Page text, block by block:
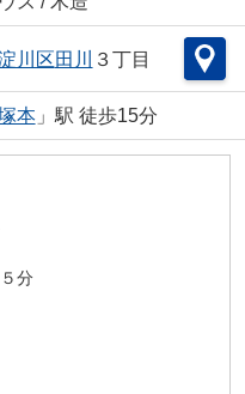
川区田川 ３丁目
本」駅 徒歩15分
分